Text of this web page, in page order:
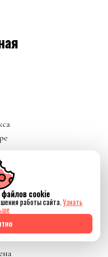
cookie
работы сайта.Узнать